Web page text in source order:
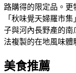
路購得的限定品。
「秋味覺天婦羅市
子與河內長野產的南
法複製的在地風味體
美食推薦